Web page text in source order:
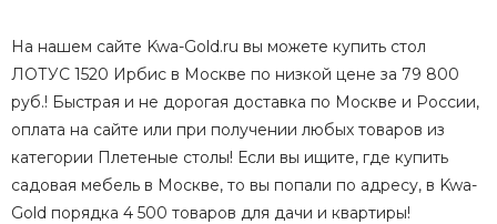
На нашем сайте Kwa-Gold.ru вы можете купить стол
ЛОТУС 1520 Ирбис в Москве по низкой цене за 79 800
руб.! Быстрая и не дорогая доставка по Москве и России,
оплата на сайте или при получении любых товаров из
категории Плетеные столы! Если вы ищите, где купить
садовая мебель в Москве, то вы попали по адресу, в Kwa-
Gold порядка 4 500 товаров для дачи и квартиры!